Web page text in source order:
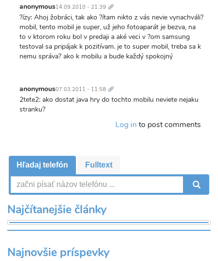
anonymous14.09.2010 - 21:39 odkaz
?ízy: Ahoj žobráci, tak ako ?ítam nikto z vás nevie vynachváli?
mobil, tento mobil je super, už jeho fotoaparát je bezva, na
to v ktorom roku bol v predaji a aké veci v ?om samsung
testoval sa pripájak k pozitívam. je to super mobil, treba sa k
nemu správa? ako k mobilu a bude každý spokojný
anonymous07.03.2011 - 11:58 odkaz
2tete2: ako dostat java hry do tochto mobilu neviete nejaku
stranku?
Log in to post comments
Hľadaj telefón Fulltext
Najčítanejšie články
Najnovšie príspevky